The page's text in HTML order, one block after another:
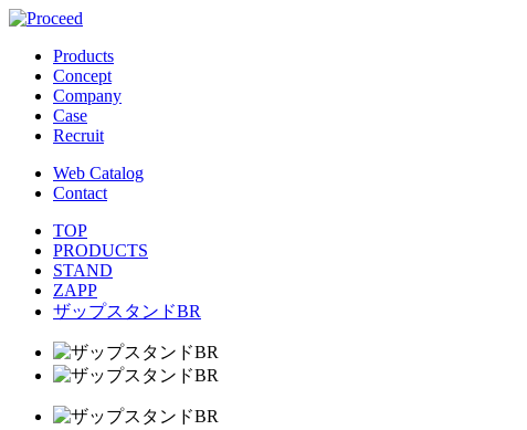
Products
Concept
Company
Case
Recruit
Web Catalog
Contact
TOP
PRODUCTS
STAND
ZAPP
ザップスタンドBR